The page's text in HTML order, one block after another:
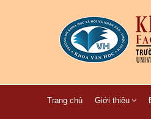
Trang chủ Giới thiệu